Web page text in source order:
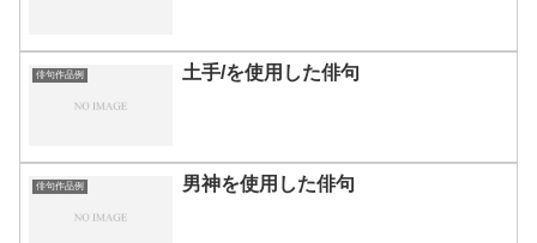
俳句作品例 土手/を使用した俳句
俳句作品例 男神を使用した俳句